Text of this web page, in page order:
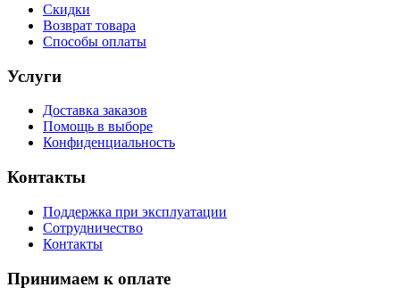
Скидки
Возврат товара
Способы оплаты
Услуги
Доставка заказов
Помощь в выборе
Конфиденциальность
Контакты
Поддержка при эксплуатации
Сотрудничество
Контакты
Принимаем к оплате